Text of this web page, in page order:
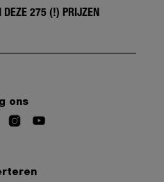
DEZE 275 (!) PRIJZEN
ons